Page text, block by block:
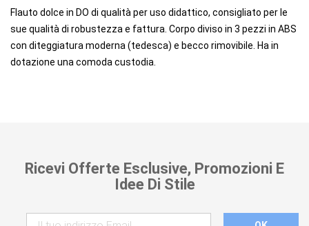
Flauto dolce in DO di qualità per uso didattico, consigliato per le
sue qualità di robustezza e fattura. Corpo diviso in 3 pezzi in ABS
con diteggiatura moderna (tedesca) e becco rimovibile. Ha in
dotazione una comoda custodia.
Ricevi Offerte Esclusive, Promozioni E
Idee Di Stile